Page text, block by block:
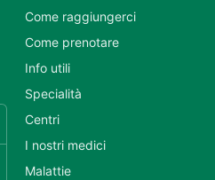
Come raggiungerci
Come prenotare
Info utili
Specialità
Centri
I nostri medici
Malattie